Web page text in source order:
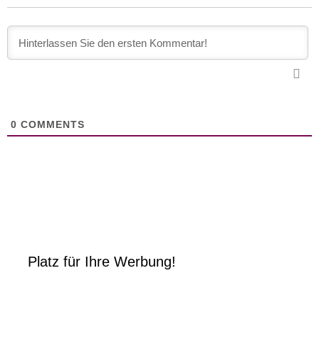
0 COMMENTS
Platz für Ihre Werbung!